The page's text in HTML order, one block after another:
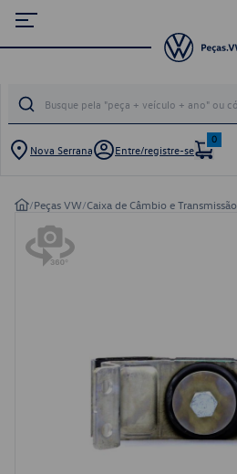
Nova Serrana Entre/registre-se
0
/Peças VW/Caixa de Câmbio e Transmissão